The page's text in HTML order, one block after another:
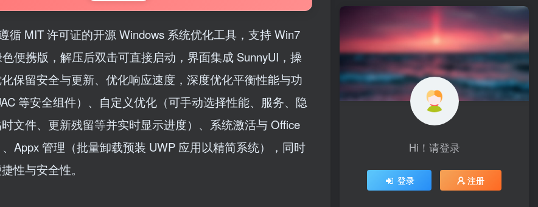
循 MIT 许可证的开源 Windows 系统优化工具，支持 Win7
便携版，解压后双击可直接启动，界面集成 SunnyUI，操
保留安全与更新、优化响应速度，深度优化平衡性能与功
等安全组件）、自定义优化（可手动选择性能、服务、隐
文件、更新残留等并实时显示进度）、系统激活与 Office
Appx 管理（批量卸载预装 UWP 应用以精简系统），同时
性与安全性。
Hi！请登录
登录 注册